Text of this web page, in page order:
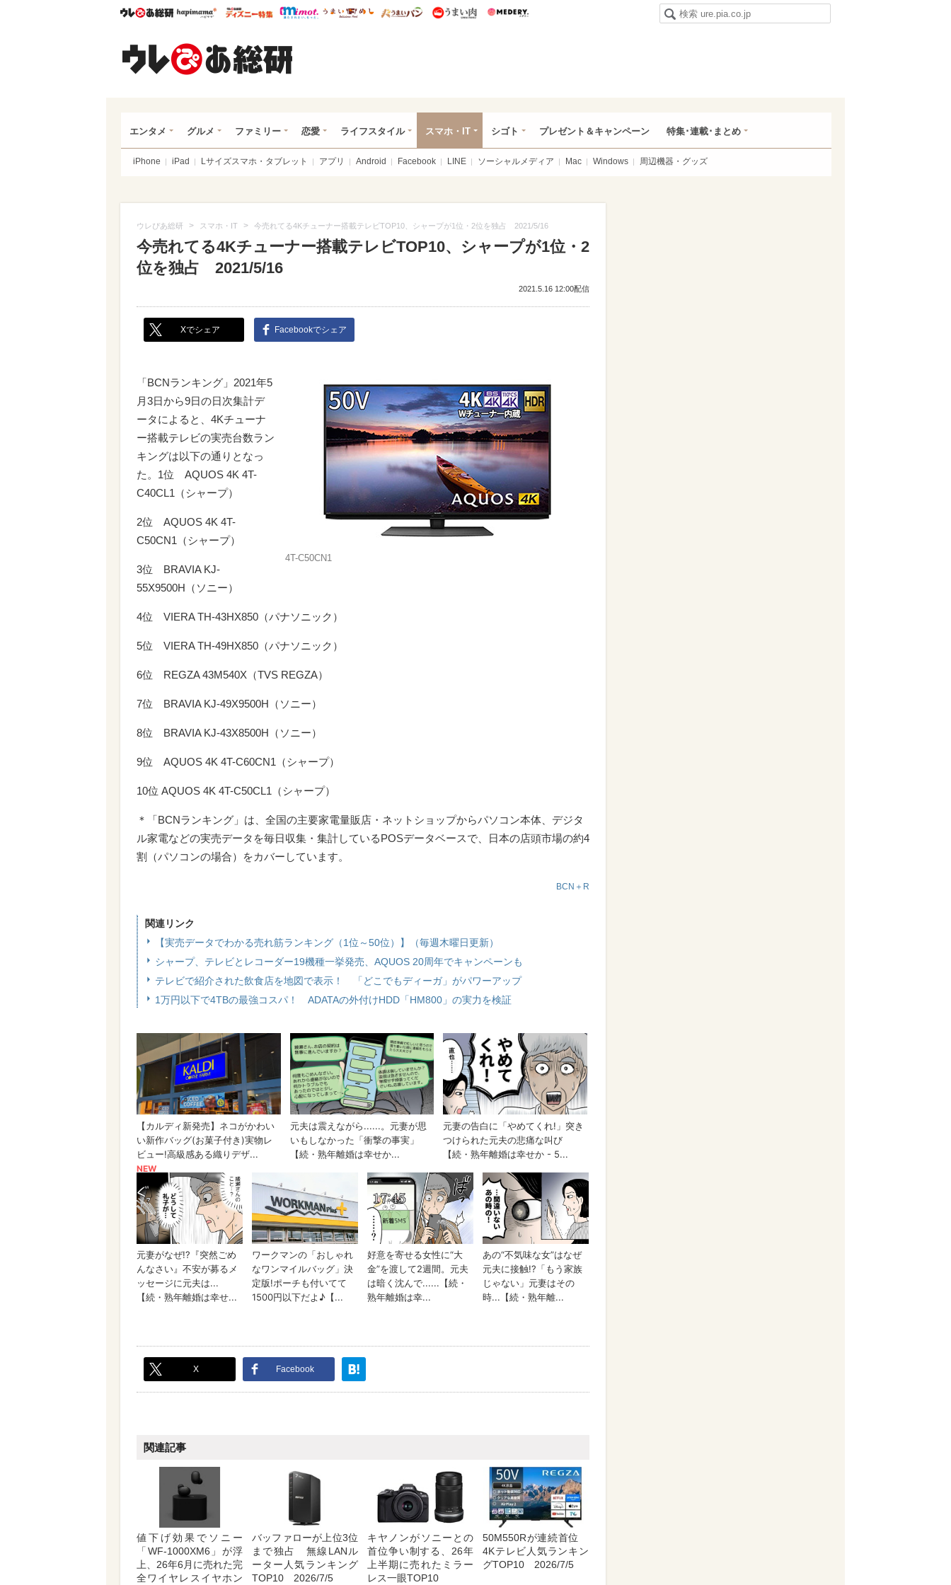
ウレぴあ総研ハピママ* ウレぴあ総研 ディズニー特集
mimot. うまいめし うまいパン うまい肉
エンタメ グルメ ファミリー 恋愛 ライフスタイル スマホ・IT シゴト プレゼント＆キャンペーン 特集･連載･まとめ
iPhone iPad Lサイズスマホ・タブレット アプリ Android Facebook LINE ソーシャルメディア Mac Windows 周辺機器・グッズ
ウレぴあ総研 > スマホ・IT > 今売れてる4Kチューナー搭載テレビTOP10、シャープが1位・2位を独占 2021/5/16
今売れてる4Kチューナー搭載テレビTOP10、シャープが1位・2
位を独占 2021/5/16
2021.5.16 12:00配信
Xでシェア Facebookでシェア
4T-C50CN1
「BCNランキング」2021年5
月3日から9日の日次集計デ
ータによると、4Kチューナ
ー搭載テレビの実売台数ラン
キングは以下の通りとなっ
た。1位 AQUOS 4K 4T-
C40CL1（シャープ）
2位 AQUOS 4K 4T-
C50CN1（シャープ）
3位 BRAVIA KJ-
55X9500H（ソニー）
4位 VIERA TH-43HX850（パナソニック）
5位 VIERA TH-49HX850（パナソニック）
6位 REGZA 43M540X（TVS REGZA）
7位 BRAVIA KJ-49X9500H（ソニー）
8位 BRAVIA KJ-43X8500H（ソニー）
9位 AQUOS 4K 4T-C60CN1（シャープ）
10位 AQUOS 4K 4T-C50CL1（シャープ）
＊「BCNランキング」は、全国の主要家電量販店・ネットショップからパソコン本体、デジタ
ル家電などの実売データを毎日収集・集計しているPOSデータベースで、日本の店頭市場の約4
割（パソコンの場合）をカバーしています。
BCN＋R
関連リンク
【実売データでわかる売れ筋ランキング（1位～50位）】（毎週木曜日更新）
シャープ、テレビとレコーダー19機種一挙発売、AQUOS 20周年でキャンペーンも
テレビで紹介された飲食店を地図で表示！ 「どこでもディーガ」がパワーアップ
1万円以下で4TBの最強コスパ！ ADATAの外付けHDD「HM800」の実力を検証
X Facebook
関連記事
値下げ効果でソニー
「WF-1000XM6」が浮
上、26年6月に売れた完
全ワイヤレスイヤホン
バッファローが上位3位
まで独占 無線LANル
ーター人気ランキング
TOP10 2026/7/5
キヤノンがソニーとの
首位争い制する、26年
上半期に売れたミラー
レス一眼TOP10
50M550Rが連続首位
4Kテレビ人気ランキン
グTOP10 2026/7/5